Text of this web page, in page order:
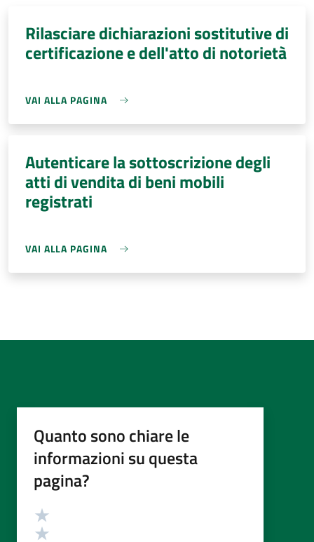
Rilasciare dichiarazioni sostitutive di
certificazione e dell'atto di notorietà
VAI ALLA PAGINA
Autenticare la sottoscrizione degli
atti di vendita di beni mobili
registrati
VAI ALLA PAGINA
Quanto sono chiare le
informazioni su questa
pagina?
Valutazione